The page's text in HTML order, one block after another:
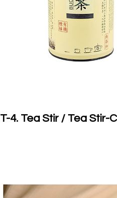
T-4. Tea Stir / Tea Stir-